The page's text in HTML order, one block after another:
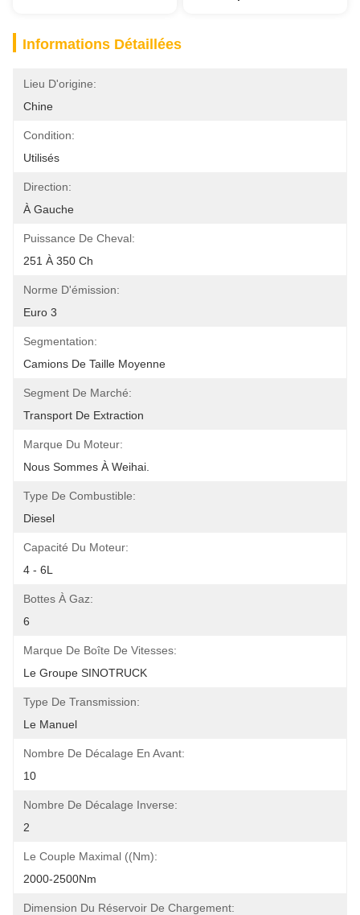
Informations Détaillées
Lieu D'origine:
Chine
Condition:
Utilisés
Direction:
À Gauche
Puissance De Cheval:
251 À 350 Ch
Norme D'émission:
Euro 3
Segmentation:
Camions De Taille Moyenne
Segment De Marché:
Transport De Extraction
Marque Du Moteur:
Nous Sommes À Weihai.
Type De Combustible:
Diesel
Capacité Du Moteur:
4 - 6L
Bottes À Gaz:
6
Marque De Boîte De Vitesses:
Le Groupe SINOTRUCK
Type De Transmission:
Le Manuel
Nombre De Décalage En Avant:
10
Nombre De Décalage Inverse:
2
Le Couple Maximal ((Nm):
2000-2500Nm
Dimension Du Réservoir De Chargement: